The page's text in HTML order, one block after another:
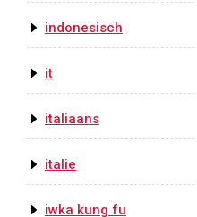
indonesisch
it
italiaans
italie
iwka kung fu